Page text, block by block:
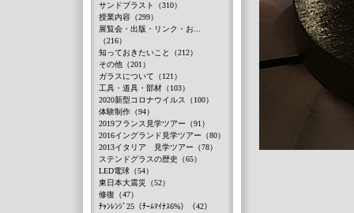
サンドブラスト（310）
授業内容（299）
展覧会・出版・リンク・お...
（216）
知っておきたいこと（212）
その他（201）
ガラスについて（121）
工具・道具・部材（103）
2020新型コロナウイルス（100）
体験制作（94）
2019フランス見学ツアー（91）
2016イングランド見学ツアー（80）
2013イタリア 見学ツアー（78）
ステンドグラスの歴史（65）
LED電球（54）
東日本大震災（52）
修復（47）
ﾁｬﾝﾚﾝｼﾞ25（ﾁｰﾑﾏｲﾅｽ6%）（42）